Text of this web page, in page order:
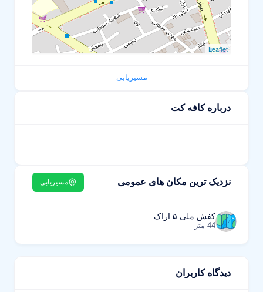
Leaflet
مسیریابی
درباره کافه کت
نزدیک ترین مکان های عمومی مسیریابی
کفش ملی ۵ اراک
44 متر
دیدگاه کاربران